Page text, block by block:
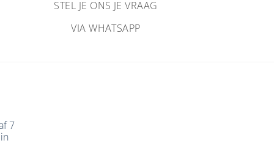
STEL JE ONS JE VRAAG
VIA WHATSAPP
7